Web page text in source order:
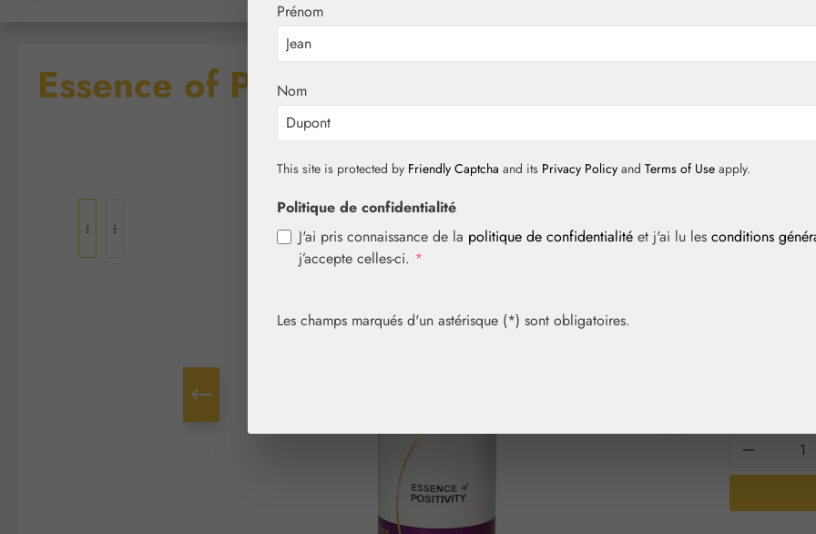
✿ Essences florales Living Essences
Essence of Positivity gouttes
Contenu :0.03
Prénom
Nom
This site is protected by Friendly Captcha and its Privacy Policy and Terms of Use apply.
Politique de confidentialité
J'ai pris connaissance de la politique de confidentialité et j'ai lu les conditions
j’accepte celles-ci. *
Les champs marqués d'un astérisque (*) sont obligatoires.